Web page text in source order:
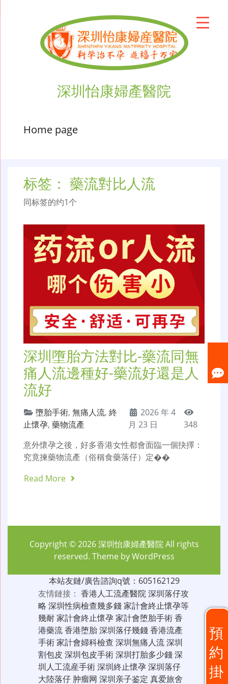
深圳怡康婦產醫院
Home page
标签： 藥流對比人流
同标签的约1个
深圳墮胎方法對比-藥流同無
痛人流邊種好-藥流好還是人
流好
墮胎手術, 無痛人流, 終
止懷孕, 藥物流產
2026 年 4
月 23 日
348
意外懷孕之後，好多香港女性都會面臨一個抉擇：
究竟揀藥物流產（俗稱食藥落仔）定��
Read More
預
約
掛
Copyright © 2026深圳怡康婦產醫院All rights
reserved. Theme byWordPress
本站友鏈/廣告諮詢q號：605162129
友情鏈接： 香港人工流產醫院深圳落仔攻
略 深圳性病檢查幾多錢家計會終止懷孕等
幾耐家計會終止懷孕家計會堕胎手術香
港藥流香港堕胎深圳落仔幾錢香港流產
手術家計會婦科檢查 深圳無痛人流深圳
割包皮 深圳包皮手術深圳打胎多少錢深
圳人工流産手術深圳終止懷孕深圳落仔
大陸落仔 肿瘤网 深圳亲子鉴定 真爱旅舍